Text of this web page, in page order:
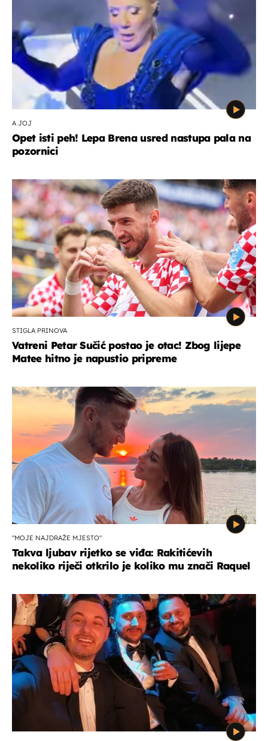
A JOJ
Opet isti peh! Lepa Brena usred nastupa pala na
pozornici
STIGLA PRINOVA
Vatreni Petar Sučić postao je otac! Zbog lijepe
Matee hitno je napustio pripreme
"MOJE NAJDRAŽE MJESTO"
Takva ljubav rijetko se viđa: Rakitićevih
nekoliko riječi otkrilo je koliko mu znači Raquel